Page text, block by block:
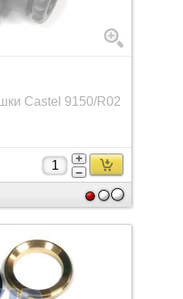
Castel 9150/R02